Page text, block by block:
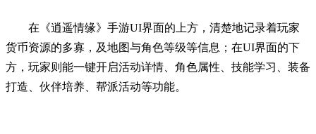
在《逍遥情缘》手游UI界面的上方，清楚地记录着玩家
货币资源的多寡，及地图与角色等级等信息；在UI界面的下
方，玩家则能一键开启活动详情、角色属性、技能学习、装备
打造、伙伴培养、帮派活动等功能。